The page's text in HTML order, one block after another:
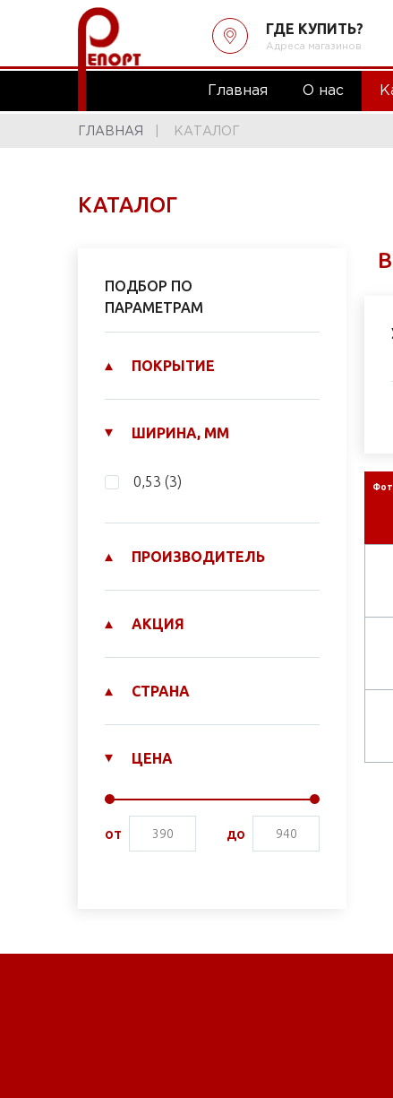
ГДЕ КУПИТЬ?
Адреса магазинов
Главная О нас
ГЛАВНАЯ КАТАЛОГ
КАТАЛОГ
ПОДБОР ПО
ПАРАМЕТРАМ
ПОКРЫТИЕ
ШИРИНА, ММ
0,53 (3)
ПРОИЗВОДИТЕЛЬ
АКЦИЯ
СТРАНА
ЦЕНА
от до